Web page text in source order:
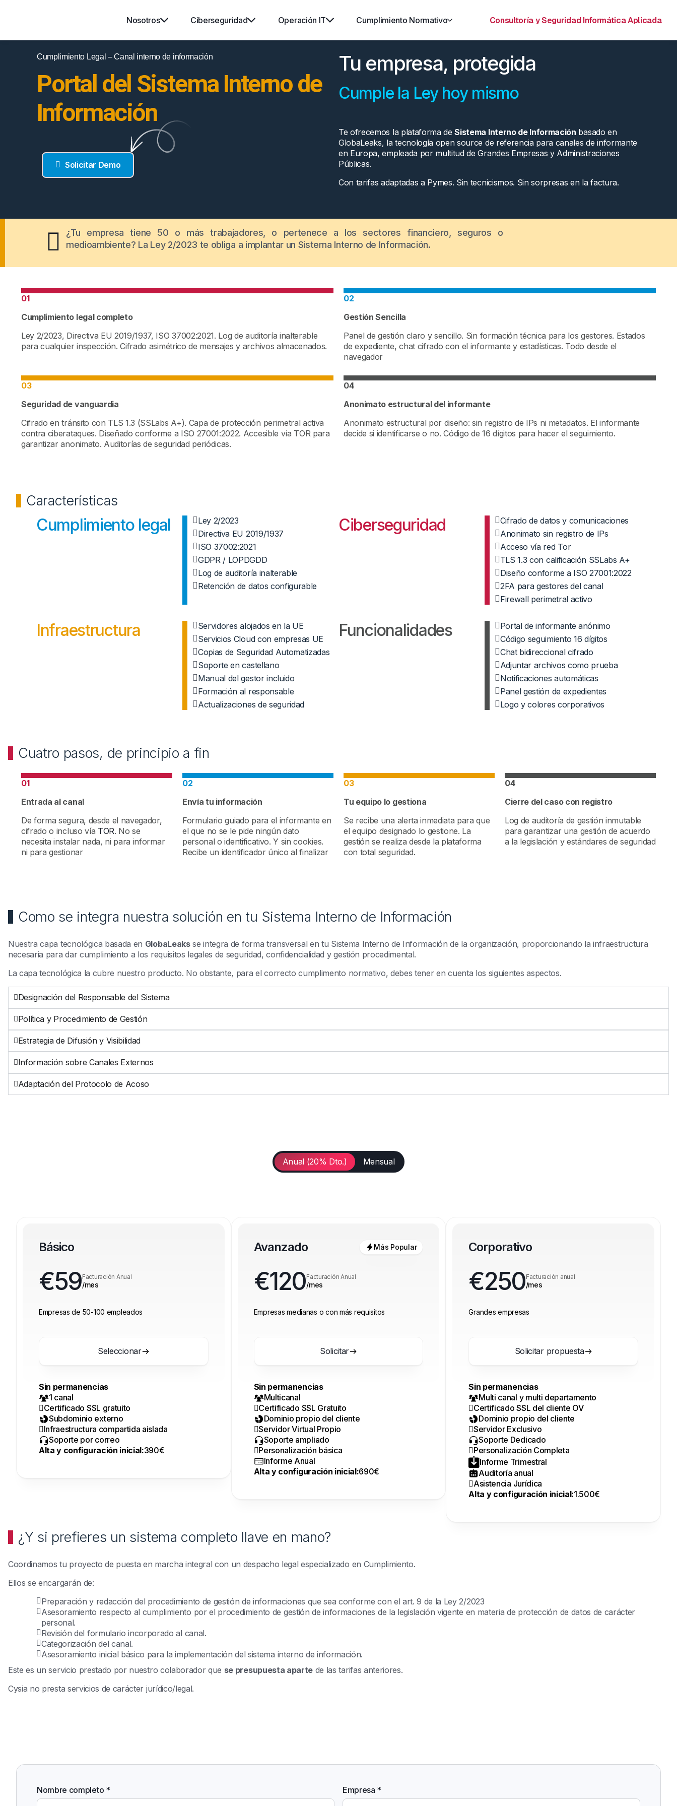
Nosotros Ciberseguridad Operación IT Cumplimiento Normativo Consultoría y Seguridad Informática Aplicada
Cumplimiento Legal – Canal interno de información
Portal del Sistema Interno de
Información
Tu empresa, protegida
Cumple la Ley hoy mismo
Solicitar Demo
Te ofrecemos la plataforma deSistema Interno de Información basado en
GlobaLeaks, la tecnología open source de referencia para canales de informante
en Europa, empleada por multitud de Grandes Empresas y Administraciones
Públicas.
Con tarifas adaptadas a Pymes. Sin tecnicismos. Sin sorpresas en la factura.
¿Tu empresa tiene 50 o más trabajadores, o pertenece a los sectores financiero, seguros o
medioambiente? La Ley 2/2023 te obliga a implantar un Sistema Interno de Información.
01
Cumplimiento legal completo
Ley 2/2023, Directiva EU 2019/1937, ISO 37002:2021. Log de auditoría inalterable
para cualquier inspección. Cifrado asimétrico de mensajes y archivos almacenados.
02
Gestión Sencilla
Panel de gestión claro y sencillo. Sin formación técnica para los gestores. Estados
de expediente, chat cifrado con el informante y estadísticas. Todo desde el
navegador
03
Seguridad de vanguardia
Cifrado en tránsito con TLS 1.3 (SSLabs A+). Capa de protección perimetral activa
contra ciberataques. Diseñado conforme a ISO 27001:2022. Accesible vía TOR para
garantizar anonimato. Auditorías de seguridad periódicas.
04
Anonimato estructural del informante
Anonimato estructural por diseño: sin registro de IPs ni metadatos. El informante
decide si identificarse o no. Código de 16 dígitos para hacer el seguimiento.
Características
Cumplimiento legal
Ley 2/2023
Directiva EU 2019/1937
ISO 37002:2021
GDPR / LOPDGDD
Log de auditoría inalterable
Retención de datos configurable
Ciberseguridad
Cifrado de datos y comunicaciones
Anonimato sin registro de IPs
Acceso vía red Tor
TLS 1.3 con calificación SSLabs A+
Diseño conforme a ISO 27001:2022
2FA para gestores del canal
Firewall perimetral activo
Infraestructura
Servidores alojados en la UE
Servicios Cloud con empresas UE
Copias de Seguridad Automatizadas
Soporte en castellano
Manual del gestor incluido
Formación al responsable
Actualizaciones de seguridad
Funcionalidades
Portal de informante anónimo
Código seguimiento 16 dígitos
Chat bidireccional cifrado
Adjuntar archivos como prueba
Notificaciones automáticas
Panel gestión de expedientes
Logo y colores corporativos
Cuatro pasos, de principio a fin
01
Entrada al canal
De forma segura, desde el navegador,
cifrado o incluso vía TOR. No se
necesita instalar nada, ni para informar
ni para gestionar
02
Envía tu información
Formulario guiado para el informante en
el que no se le pide ningún dato
personal o identificativo. Y sin cookies.
Recibe un identificador único al finalizar
03
Tu equipo lo gestiona
Se recibe una alerta inmediata para que
el equipo designado lo gestione. La
gestión se realiza desde la plataforma
con total seguridad.
04
Cierre del caso con registro
Log de auditoría de gestión inmutable
para garantizar una gestión de acuerdo
a la legislación y estándares de seguridad
Como se integra nuestra solución en tu Sistema Interno de Información
Nuestra capa tecnológica basada en GlobaLeaksse integra de forma transversal en tu Sistema Interno de Información de la organización, proporcionando la infraestructura
necesaria para dar cumplimiento a los requisitos legales de seguridad, confidencialidad y gestión procedimental.
La capa tecnológica la cubre nuestro producto. No obstante, para el correcto cumplimento normativo, debes tener en cuenta los siguientes aspectos.
Designación del Responsable del Sistema
Política y Procedimiento de Gestión
Estrategia de Difusión y Visibilidad
Información sobre Canales Externos
Adaptación del Protocolo de Acoso
Anual (20% Dto.) Mensual
Básico
€59Facturación Anual
/mes
Empresas de 50-100 empleados
Seleccionar
Sin permanencias
1 canal
Certificado SSL gratuito
Subdominio externo
Infraestructura compartida aislada
Soporte por correo
Alta y configuración inicial:390€
Avanzado Más Popular
€120Facturación Anual
/mes
Empresas medianas o con más requisitos
Solicitar
Sin permanencias
Multicanal
Certificado SSL Gratuito
Dominio propio del cliente
Servidor Virtual Propio
Soporte ampliado
Personalización básica
Informe Anual
Alta y configuración inicial:690€
Corporativo
€250Facturación anual
/mes
Grandes empresas
Solicitar propuesta
Sin permanencias
Multi canal y multi departamento
Certificado SSL del cliente OV
Dominio propio del cliente
Servidor Exclusivo
Soporte Dedicado
Personalización Completa
Informe Trimestral
Auditoría anual
Asistencia Jurídica
Alta y configuración inicial:1.500€
¿Y si prefieres un sistema completo llave en mano?
Coordinamos tu proyecto de puesta en marcha integral con un despacho legal especializado en Cumplimiento.
Ellos se encargarán de:
Preparación y redacción del procedimiento de gestión de informaciones que sea conforme con el art. 9 de la Ley 2/2023
Asesoramiento respecto al cumplimiento por el procedimiento de gestión de informaciones de la legislación vigente en materia de protección de datos de carácter
personal.
Revisión del formulario incorporado al canal.
Categorización del canal.
Asesoramiento inicial básico para la implementación del sistema interno de información.
Este es un servicio prestado por nuestro colaborador que se presupuesta aparte de las tarifas anteriores.
Cysia no presta servicios de carácter jurídico/legal.
Nombre completo * Empresa *